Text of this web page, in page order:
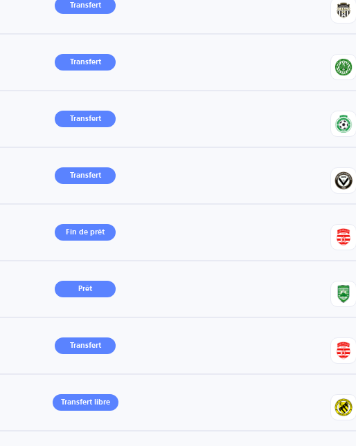
Transfert
Transfert
Transfert
Transfert
Fin de prêt
Prêt
Transfert
Transfert libre